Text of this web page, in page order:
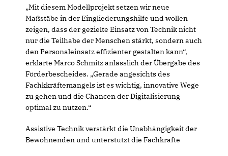
Mit diesem Modellprojekt setzen wir neue
Maßstäbe in der Eingliederungshilfe und wollen
zeigen, dass der gezielte Einsatz von Technik nicht
nur die Teilhabe der Menschen stärkt, sondern auch
den Personaleinsatz effizienter gestalten kann“,
erklärte Marco Schmitz anlässlich der Übergabe des
Förderbescheides. „Gerade angesichts des
Fachkkräftemangels ist es wichtig, innovative Wege
zu gehen und die Chancen der Digitalisierung
optimal zu nutzen.“
Assistive Technik verstärkt die Unabhängigkeit der
Bewohnenden und unterstützt die Fachkräfte